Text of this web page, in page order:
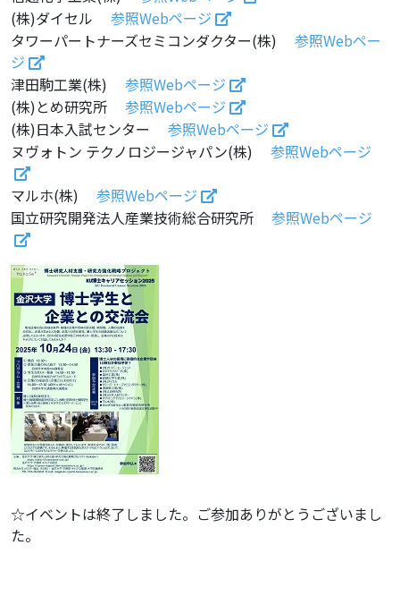
(株)ダイセル 参照Webページ
タワーパートナーズセミコンダクター(株) 参照Webペー
ジ
津田駒工業(株) 参照Webページ
(株)とめ研究所 参照Webページ
(株)日本入試センター 参照Webページ
ヌヴォトン テクノロジージャパン(株) 参照Webページ
マルホ(株) 参照Webページ
国立研究開発法人産業技術総合研究所 参照Webページ
☆イベントは終了しました。ご参加ありがとうございまし
た。